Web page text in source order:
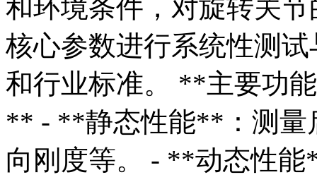
和环境条件，对旋转关
核心参数进行系统性测
和行业标准。 **主要功
** - **静态性能**：测量
向刚度等。 - **动态性